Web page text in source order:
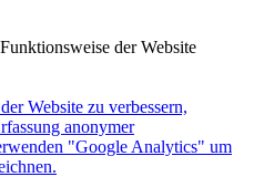
der Website
Website zu verbessern,
anonymer
"Google Analytics" um